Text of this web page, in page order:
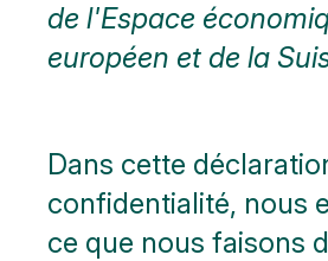
de l'Espace
européen et de la
Dans cette
confidentialité, nous
ce que nous faisons